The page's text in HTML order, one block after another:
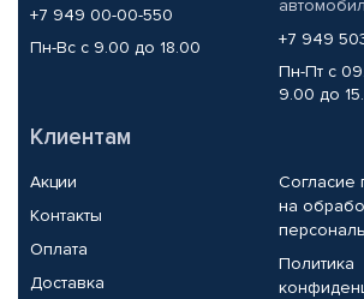
+7 949 00-00-550
Пн-Вс с 9.00 до 18.00
+7 949
Пн-Пт с
9.00 до
Клиентам
Акции
Контакты
Оплата
Доставка
Согласие
на
Политика